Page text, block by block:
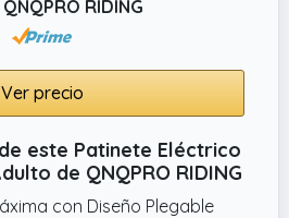
por favor conserve el
para un transporte seguro
plegable y ligero.
se pliega fácilmente
y transporte
RIDING
Ver precio
este Patinete Eléctrico
de QNQPRO RIDING
con Diseño Plegable